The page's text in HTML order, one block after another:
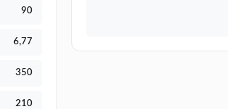
90
6,77
350
210